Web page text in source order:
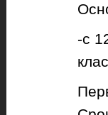
-с